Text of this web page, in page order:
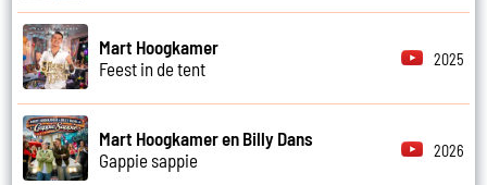
Mart Hoogkamer
Feest in de tent
2025
Mart Hoogkamer en Billy Dans
Gappie sappie
2026